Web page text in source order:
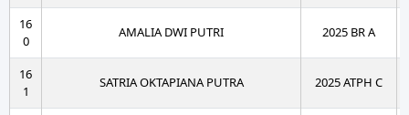
16
0
AMALIA DWI PUTRI 2025 BR A
16
1
SATRIA OKTAPIANA PUTRA 2025 ATPH C